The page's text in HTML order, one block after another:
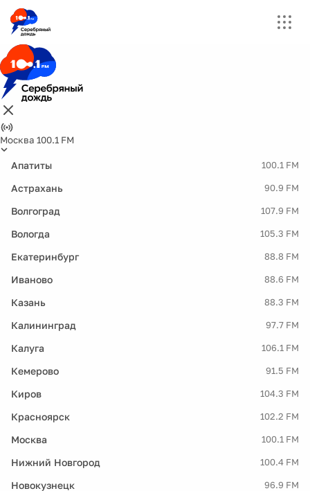
Москва 100.1 FM
Апатиты 100.1 FM
Астрахань 90.9 FM
Волгоград 107.9 FM
Вологда 105.3 FM
Екатеринбург 88.8 FM
Иваново 88.6 FM
Казань 88.3 FM
Калининград 97.7 FM
Калуга 106.1 FM
Кемерово 91.5 FM
Киров 104.3 FM
Красноярск 102.2 FM
Москва 100.1 FM
Нижний Новгород 100.4 FM
Новокузнецк 96.9 FM